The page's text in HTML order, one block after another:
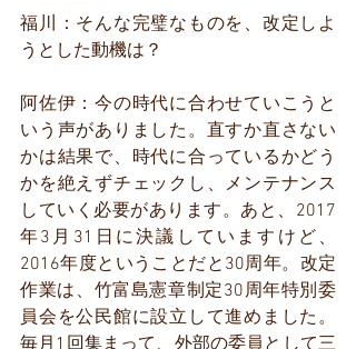
福川：そんな完璧なものを、改定しよ
うとした動機は？
阿佐伊：今の時代に合わせていこうと
いう声がありました。直すか直さない
かは結果で、時代に合っているかどう
かを絶えずチェックし、メンテナンス
していく必要があります。あと、2017
年3月31日に決議していますけど、
2016年度ということだと30周年。改定
作業は、竹富島憲章制定30周年特別委
員会を公民館に設立して進めました。